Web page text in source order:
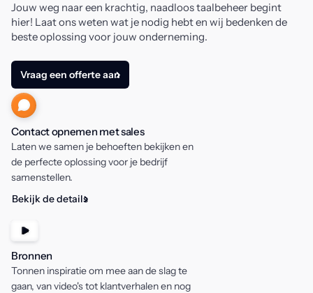
Jouw weg naar een krachtig, naadloos taalbeheer begint
hier! Laat ons weten wat je nodig hebt en wij bedenken de
beste oplossing voor jouw onderneming.
Vraag een offerte aan
Contact opnemen met sales
Laten we samen je behoeften bekijken en
de perfecte oplossing voor je bedrijf
samenstellen.
Bekijk de details
Bronnen
Tonnen inspiratie om mee aan de slag te
gaan, van video's tot klantverhalen en nog